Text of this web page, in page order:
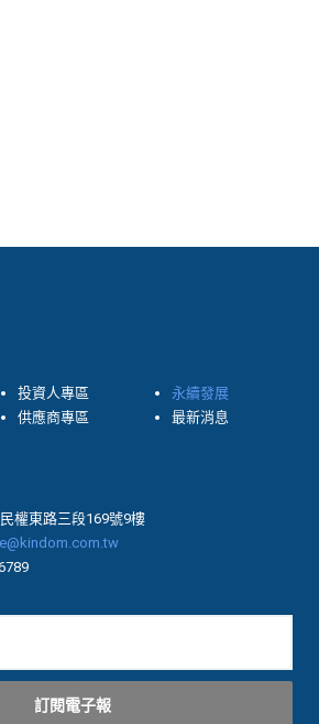
投資人專區
供應商專區
永續發展
最新消息
權東路三段169號9樓
訂閱電子報